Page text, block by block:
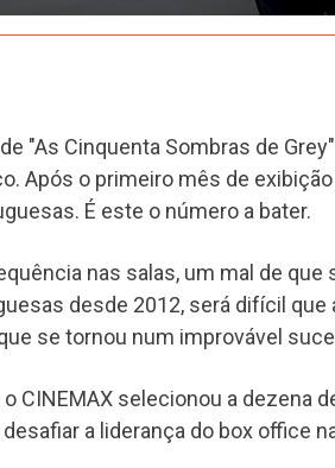
"As Cinquenta Sombras de
Após o primeiro mês de
É este o número a bater.
nas salas, um mal de
desde 2012, será difícil
se tornou num improvável
CINEMAX selecionou a dezena
a liderança do box office